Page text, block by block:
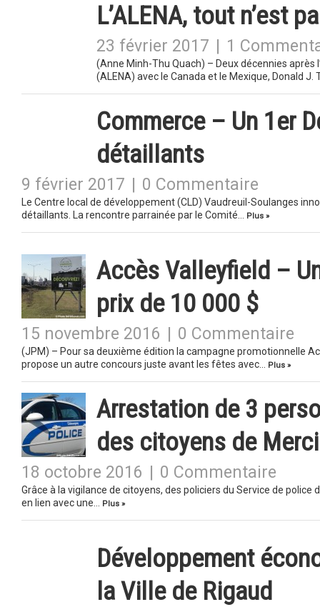
L’ALENA, tout n’est
23 février 2017 1
(Anne Minh-Thu Quach) – Deux décennies après
(ALENA) avec le Canada et le Mexique, Donald J.
Commerce – Un 1er
détaillants
9 février 2017 0 Commentaire
Le Centre local de développement (CLD) Vaudreuil-Soulanges
détaillants. La rencontre parrainée par le Comité…
Plus »
Accès Valleyfield –
prix de 10 000 $
15 novembre 2016 0 Commentaire
(JPM) – Pour sa deuxième édition la campagne promotionnelle
propose un autre concours juste avant les fêtes avec…
Plus »
Arrestation de 3
des citoyens de
18 octobre 2016 0 Commentaire
Grâce à la vigilance de citoyens, des policiers du Service de
en lien avec une…
Plus »
Développement
la Ville de Rigaud